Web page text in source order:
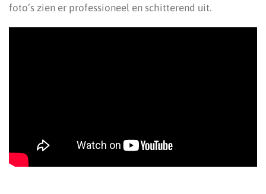
foto’s zien er professioneel en schitterend uit.